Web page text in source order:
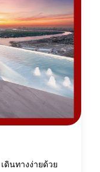
ดินทางง่ายด้วย